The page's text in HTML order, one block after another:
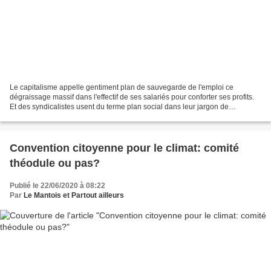
Le capitalisme appelle gentiment plan de sauvegarde de l'emploi ce
dégraissage massif dans l'effectif de ses salariés pour conforter ses profits.
Et des syndicalistes usent du terme plan social dans leur jargon de
Convention citoyenne pour le climat: comité
théodule ou pas?
Publié le 22/06/2020 à 08:22
Par Le Mantois et Partout ailleurs